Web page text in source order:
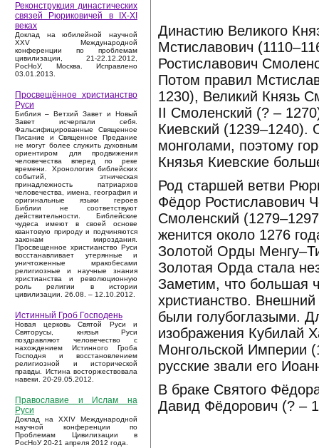
Реконструкция династических
связей Рюриковичей в IX-XI
веках
Доклад на юбилейной научной
XXV Международной
конференции по проблемам
цивилизации, 21-22.12.2012,
РосНоУ, Москва. Исправлено
03.01.2013.
Просвещённое христианство
Руси
Библия – Ветхий Завет и Новый
Завет исчерпали себя.
Фальсифицированные Священное
Писание и Священное Предание
не могут более служить духовным
ориентиром для продвижения
человечества вперед по реке
времени. Хронология библейских
событий, этническая
принадлежность патриархов
человечества, имена, география и
оригинальные языки героев
Библии не соответствуют
действительности. Библейские
чудеса имеют в своей основе
квантовую природу и подчиняются
законам мироздания.
Просвещенное христианство Руси
восстанавливает утерянные и
уничтоженные мракобесами
религиозные и научные знания
христианства и революционную
роль религии в истории
цивилизации. 26.08. – 12.10.2012.
Истинный Гроб Господень
Новая церковь Святой Руси и
Святорусы, князья Руси
поздравляют человечество с
нахождением Истинного Гроба
Господня и восстановлением
религиозной и исторической
правды. Истина восторжествовала
навеки. 20-29.05.2012.
Православие и Ислам на
Руси
Доклад на XXIV Международной
научной конференции по
Проблемам Цивилизации в
РосНоУ 20-21 апреля 2012 года.
Династию Великого
Мстиславович
Ростиславович
Потом правил
1230), Великий Князь
II Смоленский (? –
Киевский (1239–1240).
монголами, поэтому
Князья Киевские
Род старшей ветви
Фёдор Ростиславович
Смоленский
женится около 1276
Золотой Орды
Золотая Орда стала
Заметим, что большая
христианство.
были голубоглазыми.
изображения Кубилай
Монгольской Империи
русские звали его
В браке Святого
Давид Фёдорович (? –